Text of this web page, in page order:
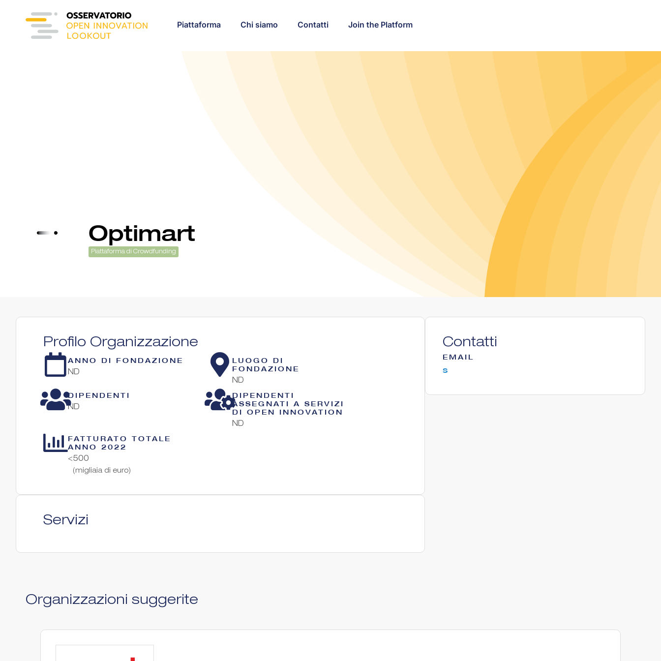
Piattaforma Chi siamo Contatti Join the Platform
Optimart
Piattaforma di Crowdfunding
Profilo Organizzazione
ANNO DI FONDAZIONE
ND
LUOGO DI
FONDAZIONE
ND
DIPENDENTI
ND
DIPENDENTI
ASSEGNATI A SERVIZI
DI OPEN INNOVATION
ND
FATTURATO TOTALE
ANNO 2022
<500
(migliaia di euro)
Servizi
Contatti
EMAIL
s
Organizzazioni suggerite